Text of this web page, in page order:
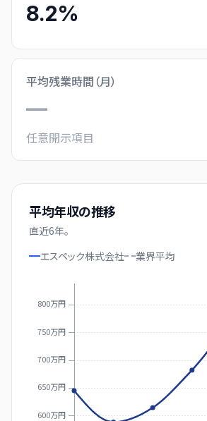
8.2%
平均残業時間（月）
—
任意開示項目
平均年収の推移
直近6年。
エスペック株式会社
業界平均
600万円
650万円
700万円
750万円
800万円